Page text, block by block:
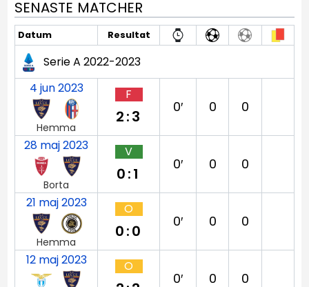
SENASTE MATCHER
Datum Resultat
Serie A 2022-2023
4 jun 2023
Hemma
F
2:3
0′ 0 0
28 maj 2023
Borta
V
0:1
0′ 0 0
21 maj 2023
Hemma
O
0:0
0′ 0 0
12 maj 2023 O
0′ 0 0